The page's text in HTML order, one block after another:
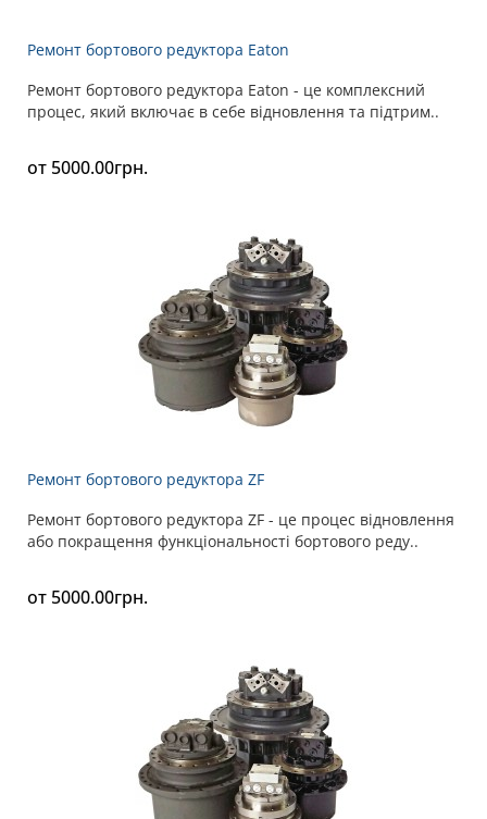
Ремонт бортового редуктора Eaton
Ремонт бортового редуктора Eaton - це комплексний
процес, який включає в себе відновлення та підтрим..
от 5000.00грн.
Ремонт бортового редуктора ZF
Ремонт бортового редуктора ZF - це процес відновлення
або покращення функціональності бортового реду..
от 5000.00грн.